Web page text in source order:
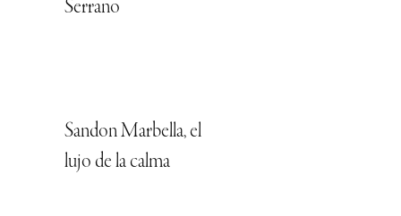
Serrano
Sandon Marbella, el
lujo de la calma